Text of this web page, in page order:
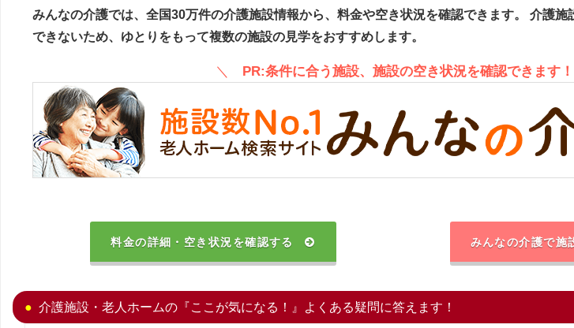
みんなの介護では、全国30万件の介護施設情報から、料金や空き状況を確認できます。
介護施
できないため、ゆとりをもって複数の施設の見学をおすすめします。
＼ PR:条件に合う施設、施設の空き状況を確認できます！
料金の詳細・空き状況を確認する みんなの介護で施
介護施設・老人ホームの『ここが気になる！』よくある疑問に答えます！